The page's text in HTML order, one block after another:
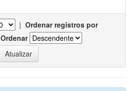
| Ordenar registros por
Ordenar